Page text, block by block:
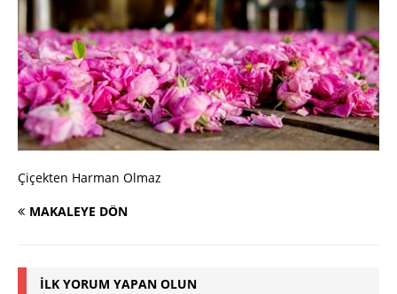
Çiçekten Harman Olmaz
MAKALEYE DÖN
İLK YORUM YAPAN OLUN